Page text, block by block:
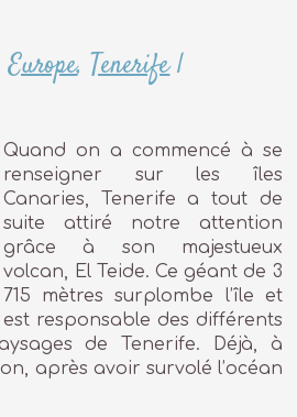
Europe,Tenerife|
Quand on a commencé à se
renseigner sur les îles
Canaries, Tenerife a tout de
suite attiré notre attention
grâce à son majestueux
volcan, El Teide. Ce géant de 3
715 mètres surplombe l’île et
est responsable des différents
de Tenerife. Déjà, à
après avoir survolé l’océan